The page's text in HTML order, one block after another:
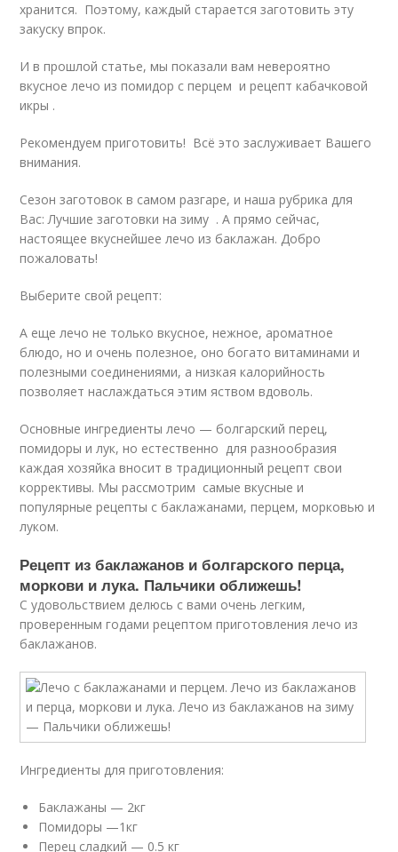
хранится. Поэтому, каждый старается заготовить эту
закуску впрок.
И в прошлой статье, мы показали вам невероятно
вкусное лечо из помидор с перцем и рецепт кабачковой
икры .
Рекомендуем приготовить! Всё это заслуживает Вашего
внимания.
Сезон заготовок в самом разгаре, и наша рубрика для
Вас: Лучшие заготовки на зиму . А прямо сейчас,
настоящее вкуснейшее лечо из баклажан. Добро
пожаловать!
Выберите свой рецепт:
А еще лечо не только вкусное, нежное, ароматное
блюдо, но и очень полезное, оно богато витаминами и
полезными соединениями, а низкая калорийность
позволяет наслаждаться этим яством вдоволь.
Основные ингредиенты лечо — болгарский перец,
помидоры и лук, но естественно для разнообразия
каждая хозяйка вносит в традиционный рецепт свои
коррективы. Мы рассмотрим самые вкусные и
популярные рецепты с баклажанами, перцем, морковью и
луком.
Рецепт из баклажанов и болгарского перца,
моркови и лука. Пальчики оближешь!
С удовольствием делюсь с вами очень легким,
проверенным годами рецептом приготовления лечо из
баклажанов.
Ингредиенты для приготовления:
Баклажаны — 2кг
Помидоры —1кг
Перец сладкий — 0.5 кг